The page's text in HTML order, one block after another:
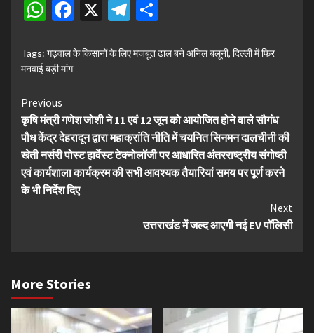
WhatsApp
Facebook
X Telegram
Tags: गढ़वाल के किसानों के लिए मजबूत ढाल बने अनिल बलूनी, दिल्ली में फिर
मनवाई बड़ी मांग
Continue
Reading
Previous
कृषि मंत्री गणेश जोशी ने 11 एवं 12 जून को आयोजित होने वाले सौगंध
पौध केंद्र देहरादून द्वारा महाक्रांति नीति में चयनित सिनमन दालचीनी की
खेती नर्सरी पोस्ट हार्वेस्ट टेक्नोलॉजी पर आधारित अंतरराष्ट्रीय संगोष्ठी
एवं कार्यशाला कार्यक्रम की सभी आवश्यक तैयारियां समय पर पूर्ण करने
के भी निर्देश दिए
Next
उत्तराखंड में जल्द आएगी नई EV पॉलिसी
More Stories